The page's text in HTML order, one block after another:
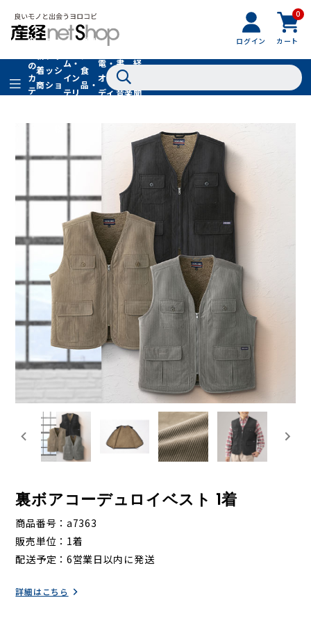
ログイン
0
カート
全
の
カ
テ
着
商
品
フ
ッ
シ
ョ
フ
ァ
シ
ョ
ン
ム・
イン
テリ
グル
食
品・
ドリ
家
電・
オー
ディ
書
籍・
音楽
経
聞
裏ボアコーデュロイベスト 1着
商品番号
a7363
販売単位
1着
配送予定
6営業日以内に発送
詳細はこちら